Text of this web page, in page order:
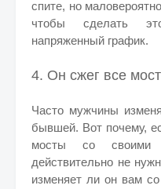
спите, но
чтобы сделать
напряженный график.
4. Он сжег все
Часто мужчины
бывшей. Вот почему,
мосты со
действительно не
изменяет ли он вам